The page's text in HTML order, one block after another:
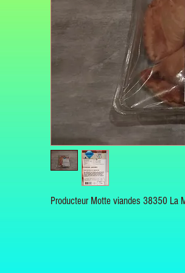
Producteur Motte viandes 38350 La